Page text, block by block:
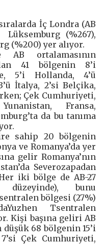
İç Londra (AB
Lüksemburg (%267),
(%200) yer alıyor.
AB ortalamasının
41 bölgenin 8’i
5’i Hollanda, 4’ü
İtalya, 2’si Belçika,
Çek Cumhuriyeti,
Fransa,
da bu tanıma
sahip 20 bölgenin
ve Romanya’da yer
gelir Romanya’nın
Severozapadan
iki bölge de AB-27
düzeyinde), bunu
bölgesi (27%)
Tsentralen
Kişi başına geliri AB
düşük 68 bölgenin 15’i
Çek Cumhuriyeti,